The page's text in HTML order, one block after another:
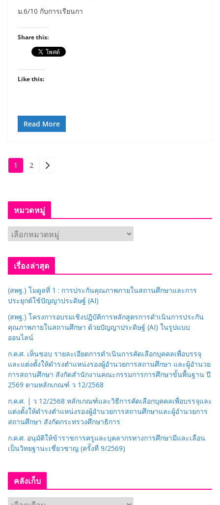
ม.6/10 กับการเรียนกา
Share this:
Like this:
Read More
Posts
1 2
หมวดหมู่
ม
ว
มู่
เรื่องล่าสุด
(สพฐ.) โมดูลที่ 1 : การประกันคุณภาพภายในสถานศึกษาและการ
ประยุกต์ใช้ปัญญาประดิษฐ์ (AI)
(สพฐ.) โครงการอบรมเชิงปฏิบัติการหลักสูตรการดำเนินการประกัน
คุณภาพภายในสถานศึกษา ด้วยปัญญาประดิษฐ์ (AI) ในรูปแบบ
ออนไลน์
ก.ค.ศ. เห็นชอบ รายละเอียดการดำเนินการคัดเลือกบุคคลเพื่อบรรจุ
และแต่งตั้งให้ดำรงตำแหน่งรองผู้อำนวยการสถานศึกษา และผู้อำนวย
การสถานศึกษา สังกัดสำนักงานคณะกรรมการการศึกษาขั้นพื้นฐาน ปี
2569 ตามหลักเกณฑ์ ว 12/2568
ก.ค.ศ. | ว 12/2568 หลักเกณฑ์และวิธีการคัดเลือกบุคคลเพื่อบรรจุและ
แต่งตั้งให้ดำรงตำแหน่งรองผู้อำนวยการสถานศึกษาและผู้อำนวยการ
สถานศึกษา สังกัดกระทรวงศึกษาธิการ
ก.ค.ศ. อนุมัติให้ข้าราชการครูและบุคลากรทางการศึกษามีและเลื่อน
เป็นวิทยฐานะเชี่ยวชาญ (ครั้งที่ 9/2569)
คลังเก็บ